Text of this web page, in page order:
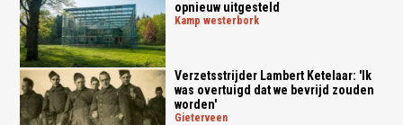
opnieuw uitgesteld
kamp westerbork
Verzetsstrijder Lambert Ketelaar: 'Ik
was overtuigd dat we bevrijd zouden
worden'
gieterveen